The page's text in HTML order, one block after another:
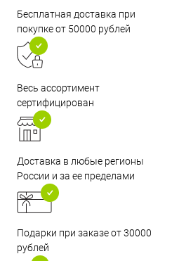
Бесплатная доставка при
покупке от 50000 рублей
Весь ассортимент
сертифицирован
Доставка в любые регионы
России и за ее пределами
Подарки при заказе от 30000
рублей